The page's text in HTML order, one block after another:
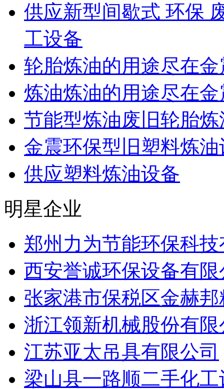
供应新型间歇式 环保
工设备
轮胎炼油的用途尽在
炼油炼油的用途尽在
节能型炼油废旧轮胎
金震环保型旧塑料炼
供应塑料炼油设备
明星企业
郑州力为节能环保科
西安誉诚环保设备有限
张家港市保税区金赫
浙江领新机械股份有限
江苏亚太吊具有限公司
梁山县一路顺二手化